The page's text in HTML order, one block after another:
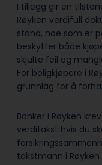
I tillegg gir en
Røyken verdifull
stand, noe som er
beskytter både
skjulte feil og
For boligkjøpere i
grunnlag for å
Banker i Røyken
verditakst hvis du
takstmann i